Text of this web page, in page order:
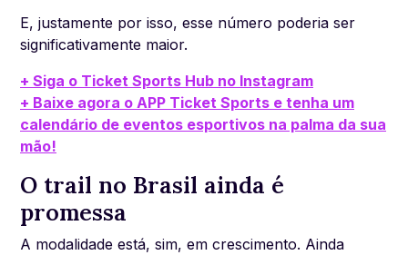
E, justamente por isso, esse número poderia ser
significativamente maior.
+ Siga o Ticket Sports Hub no Instagram
+ Baixe agora o APP Ticket Sports e tenha um
calendário de eventos esportivos na palma da sua
mão!
O trail no Brasil ainda é
promessa
A modalidade está, sim, em crescimento. Ainda